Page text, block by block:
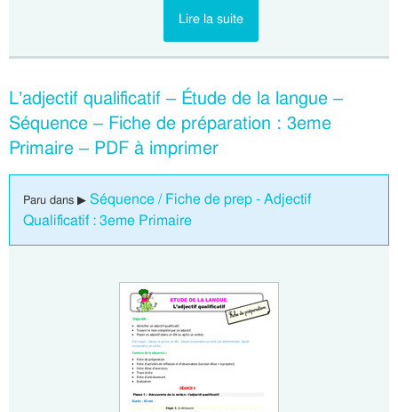
Lire la suite
L’adjectif qualificatif – Étude de la langue –
Séquence – Fiche de préparation : 3eme
Primaire – PDF à imprimer
Paru dans ▶ Séquence / Fiche de prep - Adjectif
Qualificatif : 3eme Primaire